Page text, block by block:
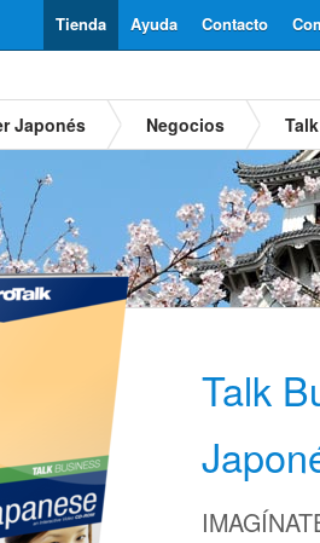
Contacto
Ayuda
Tienda
Japonés Negocios
Talk